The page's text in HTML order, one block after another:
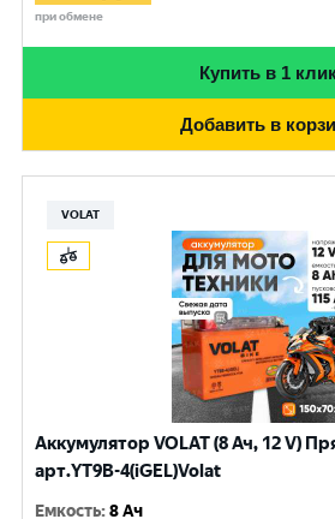
при обмене
Купить в 1
Добавить в
VOLAT
Аккумулятор VOLAT (8 Ач, 12 V)
арт.YT9B-4(iGEL)Volat
Емкость:8 Ач